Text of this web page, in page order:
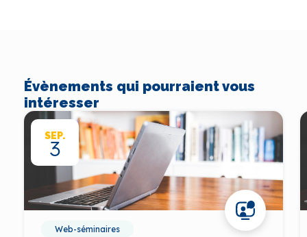
Évènements qui pourraient vous
intéresser
SEP.
3
Web-séminaires